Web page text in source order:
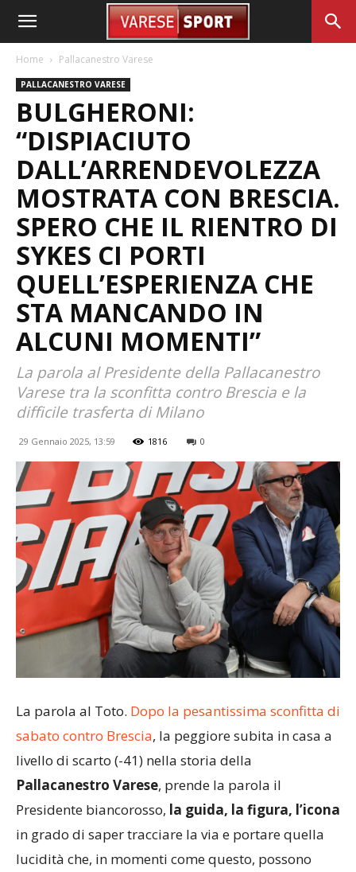
Home Pallacanestro Varese
PALLACANESTRO VARESE
BULGHERONI:
“DISPIACIUTO
DALL’ARRENDEVOLEZZA
MOSTRATA CON BRESCIA.
SPERO CHE IL RIENTRO DI
SYKES CI PORTI
QUELL’ESPERIENZA CHE
STA MANCANDO IN
ALCUNI MOMENTI”
La parola al Presidente della Pallacanestro
Varese tra la sconfitta contro Brescia e la
difficile trasferta di Milano
29 Gennaio 2025, 13:59 1816 0
La parola al Toto. Dopo la pesantissima sconfitta di
sabato contro Brescia, la peggiore subita in casa a
livello di scarto (-41) nella storia della
Pallacanestro Varese, prende la parola il
Presidente biancorosso, la guida, la figura, l’icona
in grado di saper tracciare la via e portare quella
lucidità che, in momenti come questo, possono